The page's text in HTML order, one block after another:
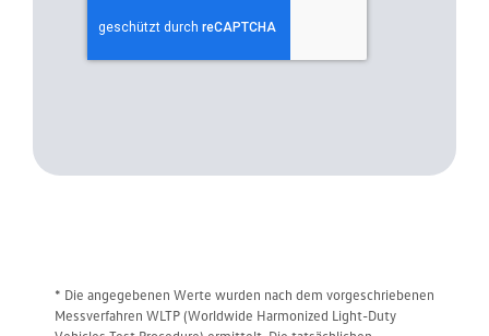
* Die angegebenen Werte wurden nach dem vorgeschriebenen
Messverfahren WLTP (Worldwide Harmonized Light-Duty